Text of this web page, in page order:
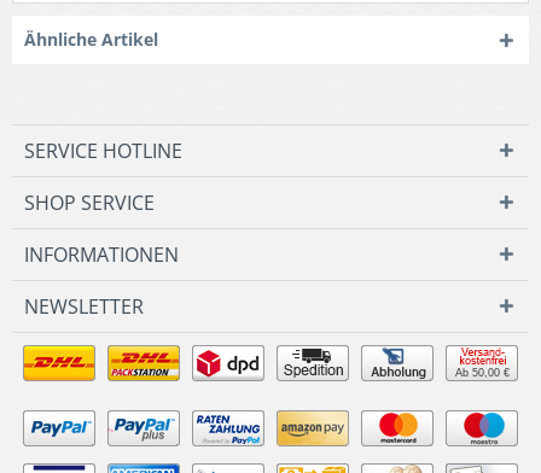
Ähnliche Artikel
SERVICE HOTLINE
SHOP SERVICE
INFORMATIONEN
NEWSLETTER
Ab 50,00 €